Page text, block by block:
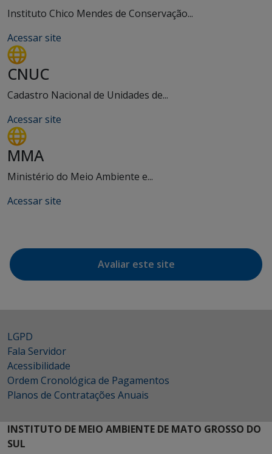
Instituto Chico Mendes de Conservação...
Acessar site
CNUC
Cadastro Nacional de Unidades de...
Acessar site
MMA
Ministério do Meio Ambiente e...
Acessar site
Avaliar este site
LGPD
Fala Servidor
Acessibilidade
Ordem Cronológica de Pagamentos
Planos de Contratações Anuais
INSTITUTO DE MEIO AMBIENTE DE MATO GROSSO DO
SUL